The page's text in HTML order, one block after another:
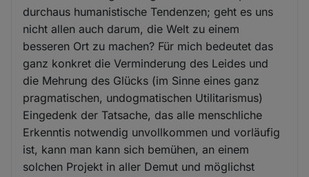
durchaus humanistische Tendenzen; geht es uns
nicht allen auch darum, die Welt zu einem
besseren Ort zu machen? Für mich bedeutet das
ganz konkret die Verminderung des Leides und
die Mehrung des Glücks (im Sinne eines ganz
pragmatischen, undogmatischen Utilitarismus)
Eingedenk der Tatsache, das alle menschliche
Erkenntis notwendig unvollkommen und vorläufig
ist, kann man kann sich bemühen, an einem
solchen Projekt in aller Demut und möglichst